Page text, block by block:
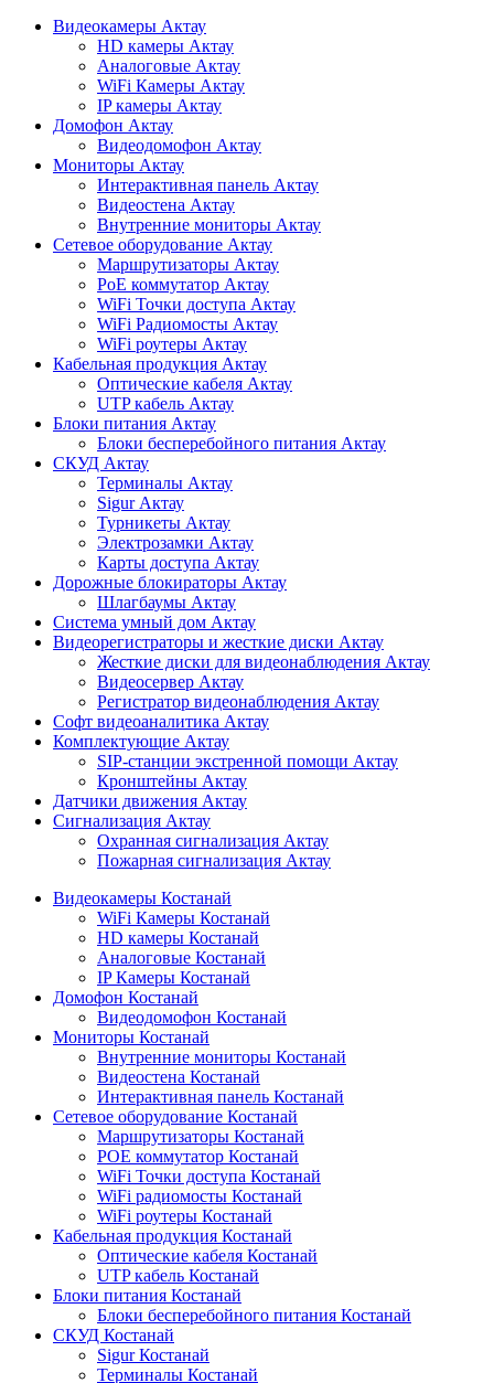
Видеокамеры Актау
HD камеры Актау
Аналоговые Актау
WiFi Камеры Актау
IP камеры Актау
Домофон Актау
Видеодомофон Актау
Мониторы Актау
Интерактивная панель Актау
Видеостена Актау
Внутренние мониторы Актау
Сетевое оборудование Актау
Маршрутизаторы Актау
PoE коммутатор Актау
WiFi Точки доступа Актау
WiFi Радиомосты Актау
WiFi роутеры Актау
Кабельная продукция Актау
Оптические кабеля Актау
UTP кабель Актау
Блоки питания Актау
Блоки бесперебойного питания Актау
СКУД Актау
Терминалы Актау
Sigur Актау
Турникеты Актау
Электрозамки Актау
Карты доступа Актау
Дорожные блокираторы Актау
Шлагбаумы Актау
Система умный дом Актау
Видеорегистраторы и жесткие диски Актау
Жесткие диски для видеонаблюдения Актау
Видеосервер Актау
Регистратор видеонаблюдения Актау
Софт видеоаналитика Актау
Комплектующие Актау
SIP-станции экстренной помощи Актау
Кронштейны Актау
Датчики движения Актау
Сигнализация Актау
Охранная сигнализация Актау
Пожарная сигнализация Актау
Видеокамеры Костанай
WiFi Камеры Костанай
HD камеры Костанай
Аналоговые Костанай
IP Камеры Костанай
Домофон Костанай
Видеодомофон Костанай
Мониторы Костанай
Внутренние мониторы Костанай
Видеостена Костанай
Интерактивная панель Костанай
Сетевое оборудование Костанай
Маршрутизаторы Костанай
POE коммутатор Костанай
WiFi Точки доступа Костанай
WiFi радиомосты Костанай
WiFi роутеры Костанай
Кабельная продукция Костанай
Оптические кабеля Костанай
UTP кабель Костанай
Блоки питания Костанай
Блоки бесперебойного питания Костанай
СКУД Костанай
Sigur Костанай
Терминалы Костанай